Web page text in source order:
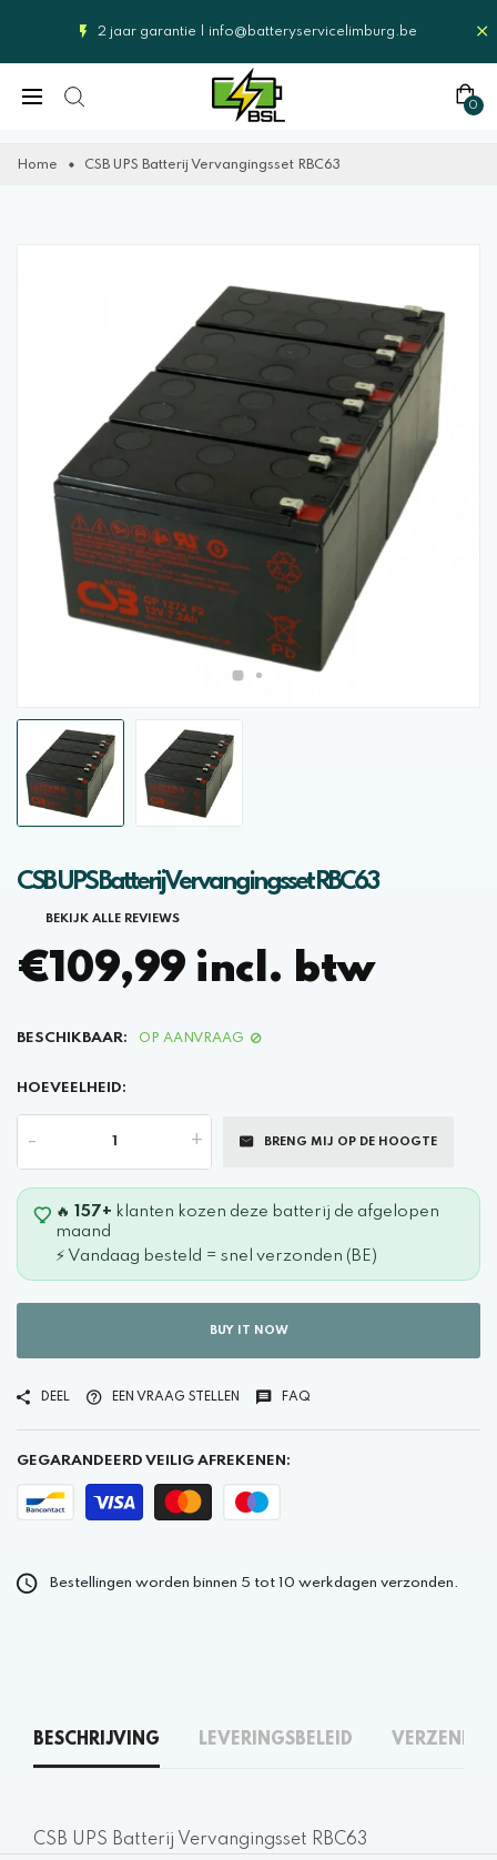
2 jaar garantie | info@batteryservicelimburg.be
0
Home CSB UPS Batterij Vervangingsset RBC63
CSB UPS Batterij Vervangingsset RBC63
BEKIJK ALLE REVIEWS
€109,99 incl. btw
BESCHIKBAAR: OP AANVRAAG
HOEVEELHEID:
- + BRENG MIJ OP DE HOOGTE
🔥 157+ klanten kozen deze batterij de afgelopen
maand
⚡ Vandaag besteld = snel verzonden (BE)
BUY IT NOW
DEEL EEN VRAAG STELLEN FAQ
GEGARANDEERD VEILIG AFREKENEN:
Bestellingen worden binnen 5 tot 10 werkdagen verzonden.
BESCHRIJVING LEVERINGSBELEID
CSB UPS Batterij Vervangingsset RBC63